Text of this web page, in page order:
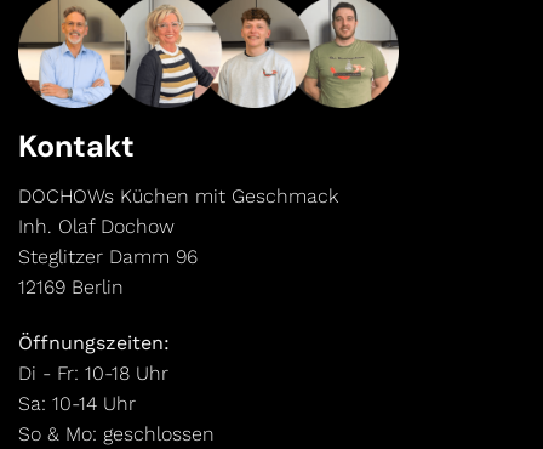
Kontakt
DOCHOWs Küchen mit Geschmack
Inh. Olaf Dochow
Steglitzer Damm 96
12169 Berlin
Öffnungszeiten:
Di - Fr: 10-18 Uhr
Sa: 10-14 Uhr
So & Mo: geschlossen